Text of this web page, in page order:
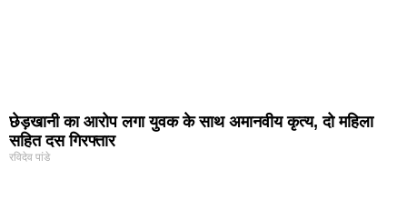
छेड़खानी का आरोप लगा युवक के साथ अमानवीय कृत्य, दो महिला
सहित दस गिरफ्तार
रविदेव पांडे